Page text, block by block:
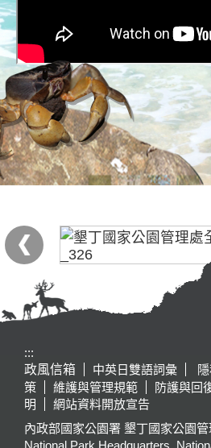
:::
政風信箱
中英日雙語詞彙
策
維護與管理規範 防護與回
明
網站資料開放宣告
內政部國家公園署 墾丁國家公園
National Park Headquarters,